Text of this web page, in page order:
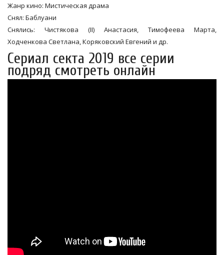
Жанр кино: Мистическая драма
Снял: Баблуани
Снялись: Чистякова (II) Анастасия, Тимофеева Марта,
Ходченкова Светлана, Коряковский Евгений и др.
Сериал секта 2019 все серии
подряд смотреть онлайн